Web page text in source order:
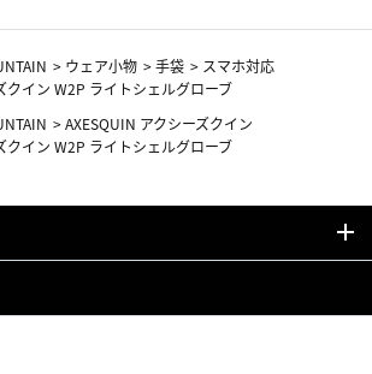
> ウェア小物 >手袋 > スマホ対応
クイン W2P ライトシェルグローブ
>AXESQUIN アクシーズクイン
クイン W2P ライトシェルグローブ